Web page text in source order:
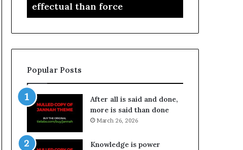
effectual than force
Popular Posts
After all is said and done,
more is said than done
March 26, 2026
Knowledge is power